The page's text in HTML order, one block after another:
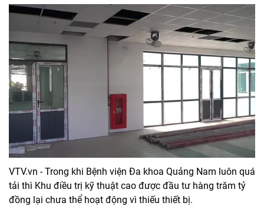
VTV.vn - Trong khi Bệnh viện Đa khoa Quảng Nam luôn quá
tải thì Khu điều trị kỹ thuật cao được đầu tư hàng trăm tỷ
đồng lại chưa thể hoạt động vì thiếu thiết bị.